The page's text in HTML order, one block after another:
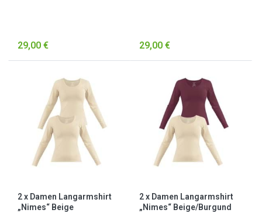
29,00 € 29,00 €
2 x Damen Langarmshirt
„Nimes“ Beige
2 x Damen Langarmshirt
„Nimes“ Beige/Burgund